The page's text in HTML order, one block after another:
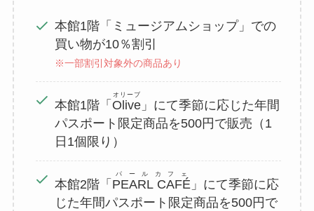
本館1階「ミュージアムショップ」での
買い物が10％割引
※一部割引対象外の商品あり
本館1階「 Olive
オリーブ
」にて季節に応じた年間
パスポート限定商品を500円で販売（1
日1個限り）
本館2階「 PEARL CAFÉ
パールカフェ
」にて季節に応
じた年間パスポート限定商品を500円で